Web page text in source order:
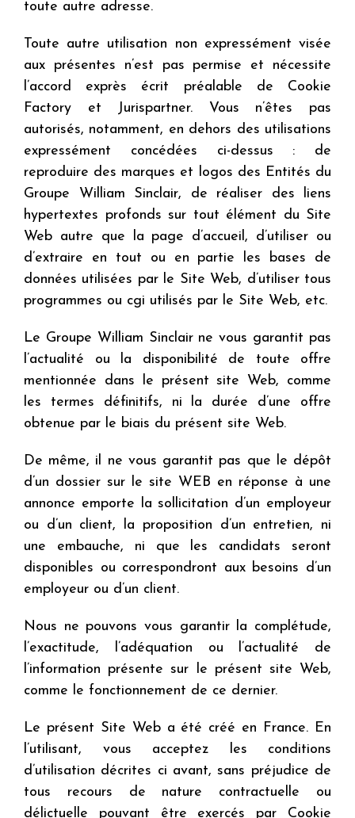
toute autre adresse.
Toute autre utilisation non expressément visée
aux présentes n’est pas permise et nécessite
l’accord exprès écrit préalable de Cookie
Factory et Jurispartner. Vous n’êtes pas
autorisés, notamment, en dehors des utilisations
expressément concédées ci-dessus : de
reproduire des marques et logos des Entités du
Groupe William Sinclair, de réaliser des liens
hypertextes profonds sur tout élément du Site
Web autre que la page d’accueil, d’utiliser ou
d’extraire en tout ou en partie les bases de
données utilisées par le Site Web, d’utiliser tous
programmes ou cgi utilisés par le Site Web, etc.
Le Groupe William Sinclair ne vous garantit pas
l’actualité ou la disponibilité de toute offre
mentionnée dans le présent site Web, comme
les termes définitifs, ni la durée d’une offre
obtenue par le biais du présent site Web.
De même, il ne vous garantit pas que le dépôt
d’un dossier sur le site WEB en réponse à une
annonce emporte la sollicitation d’un employeur
ou d’un client, la proposition d’un entretien, ni
une embauche, ni que les candidats seront
disponibles ou correspondront aux besoins d’un
employeur ou d’un client.
Nous ne pouvons vous garantir la complétude,
l’exactitude, l’adéquation ou l’actualité de
l’information présente sur le présent site Web,
comme le fonctionnement de ce dernier.
Le présent Site Web a été créé en France. En
l’utilisant, vous acceptez les conditions
d’utilisation décrites ci avant, sans préjudice de
tous recours de nature contractuelle ou
délictuelle pouvant être exercés par Cookie